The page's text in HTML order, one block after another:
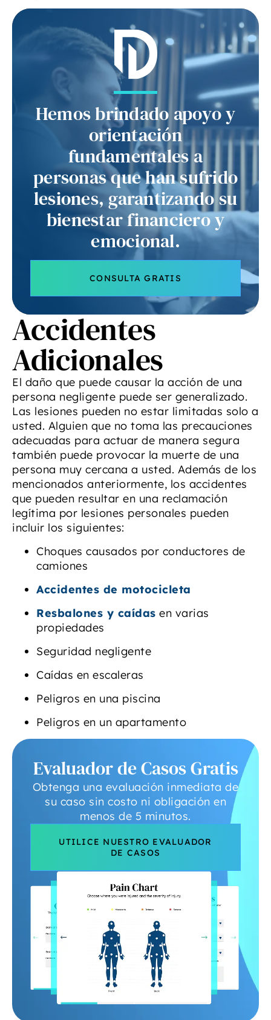
Hemos brindado apoyo y
orientación
fundamentales a
personas que han sufrido
lesiones, garantizando su
bienestar financiero y
emocional.
CONSULTA GRATIS
Accidentes
Adicionales
El daño que puede causar la acción de una
persona negligente puede ser generalizado.
Las lesiones pueden no estar limitadas solo a
usted. Alguien que no toma las precauciones
adecuadas para actuar de manera segura
también puede provocar la muerte de una
persona muy cercana a usted. Además de los
mencionados anteriormente, los accidentes
que pueden resultar en una reclamación
legítima por lesiones personales pueden
incluir los siguientes:
Choques causados por conductores de
camiones
Accidentes de motocicleta
Resbalones y caídas en varias
propiedades
Seguridad negligente
Caídas en escaleras
Peligros en una piscina
Peligros en un apartamento
Evaluador de Casos Gratis
Obtenga una evaluación inmediata de
su caso sin costo ni obligación en
menos de 5 minutos.
UTILICE NUESTRO EVALUADOR
DE CASOS